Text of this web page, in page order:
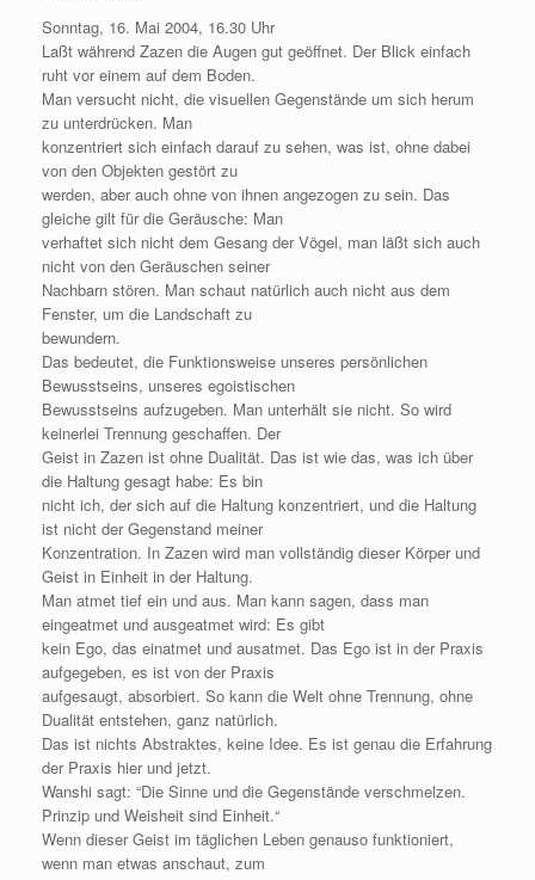
Sonntag, 16. Mai 2004, 16.30 Uhr
Laßt während Zazen die Augen gut geöffnet. Der Blick einfach
ruht vor einem auf dem Boden.
Man versucht nicht, die visuellen Gegenstände um sich herum
zu unterdrücken. Man
konzentriert sich einfach darauf zu sehen, was ist, ohne dabei
von den Objekten gestört zu
werden, aber auch ohne von ihnen angezogen zu sein. Das
gleiche gilt für die Geräusche: Man
verhaftet sich nicht dem Gesang der Vögel, man läßt sich auch
nicht von den Geräuschen seiner
Nachbarn stören. Man schaut natürlich auch nicht aus dem
Fenster, um die Landschaft zu
bewundern.
Das bedeutet, die Funktionsweise unseres persönlichen
Bewusstseins, unseres egoistischen
Bewusstseins aufzugeben. Man unterhält sie nicht. So wird
keinerlei Trennung geschaffen. Der
Geist in Zazen ist ohne Dualität. Das ist wie das, was ich über
die Haltung gesagt habe: Es bin
nicht ich, der sich auf die Haltung konzentriert, und die Haltung
ist nicht der Gegenstand meiner
Konzentration. In Zazen wird man vollständig dieser Körper und
Geist in Einheit in der Haltung.
Man atmet tief ein und aus. Man kann sagen, dass man
eingeatmet und ausgeatmet wird: Es gibt
kein Ego, das einatmet und ausatmet. Das Ego ist in der Praxis
aufgegeben, es ist von der Praxis
aufgesaugt, absorbiert. So kann die Welt ohne Trennung, ohne
Dualität entstehen, ganz natürlich.
Das ist nichts Abstraktes, keine Idee. Es ist genau die Erfahrung
der Praxis hier und jetzt.
Wanshi sagt: “Die Sinne und die Gegenstände verschmelzen.
Prinzip und Weisheit sind Einheit.“
Wenn dieser Geist im täglichen Leben genauso funktioniert,
wenn man etwas anschaut, zum